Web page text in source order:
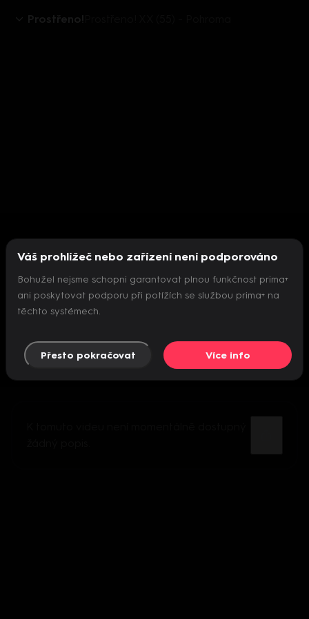
Prostřeno!
Nepodařilo se inicializovat přehrávač
Váš prohlížeč nebo zařízení není podporováno
Bohužel nejsme schopni garantovat plnou funkčnost prima+
ani poskytovat podporu při potížích se službou prima+ na
těchto systémech.
Přesto pokračovat Více info